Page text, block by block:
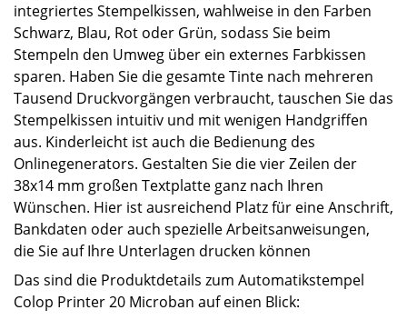
integriertes Stempelkissen, wahlweise in den Farben
Schwarz, Blau, Rot oder Grün, sodass Sie beim
Stempeln den Umweg über ein externes Farbkissen
sparen. Haben Sie die gesamte Tinte nach mehreren
Tausend Druckvorgängen verbraucht, tauschen Sie das
Stempelkissen intuitiv und mit wenigen Handgriffen
aus. Kinderleicht ist auch die Bedienung des
Onlinegenerators. Gestalten Sie die vier Zeilen der
38x14 mm großen Textplatte ganz nach Ihren
Wünschen. Hier ist ausreichend Platz für eine Anschrift,
Bankdaten oder auch spezielle Arbeitsanweisungen,
die Sie auf Ihre Unterlagen drucken können
Das sind die Produktdetails zum Automatikstempel
Colop Printer 20 Microban auf einen Blick: